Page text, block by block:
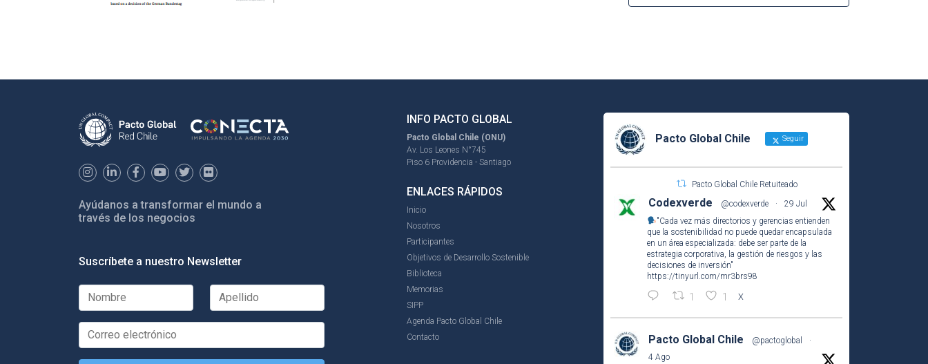
Ayúdanos a transformar el mundo a
través de los negocios
Suscríbete a nuestro Newsletter
INFO PACTO GLOBAL
Pacto Global Chile (ONU)
Av. Los Leones N°745
Piso 6 Providencia - Santiago
ENLACES RÁPIDOS
Inicio
Nosotros
Participantes
Objetivos de Desarrollo Sostenible
Biblioteca
Memorias
SIPP
Agenda Pacto Global Chile
Contacto
Pacto Global Chile Seguir
Pacto Global Chile Retuiteado
Codexverde @codexverde ·
29 Jul
"Cada vez más directorios y gerencias entienden
que la sostenibilidad no puede quedar encapsulada
en un área especializada: debe ser parte de la
estrategia corporativa, la gestión de riesgos y las
decisiones de inversión"
https://tinyurl.com/mr3brs98
1 1 X
Pacto Global Chile @pactoglobal
·
4 Ago